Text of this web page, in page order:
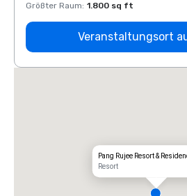
Größter Raum: 1.800 sq ft
Veranstaltungsort
Pang Rujee Resort &
Resort